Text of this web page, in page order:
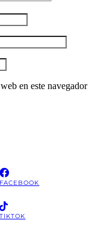
en este navegador
FACEBOOK
TIKTOK